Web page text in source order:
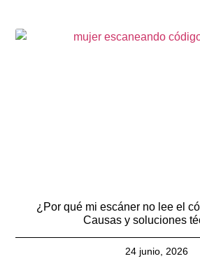
¿Por qué mi escáner no lee el
Causas y soluciones
24 junio, 2026